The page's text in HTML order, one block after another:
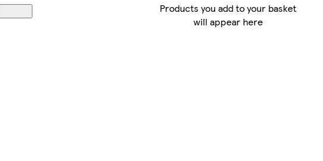
Products you add to your basket
will appear here